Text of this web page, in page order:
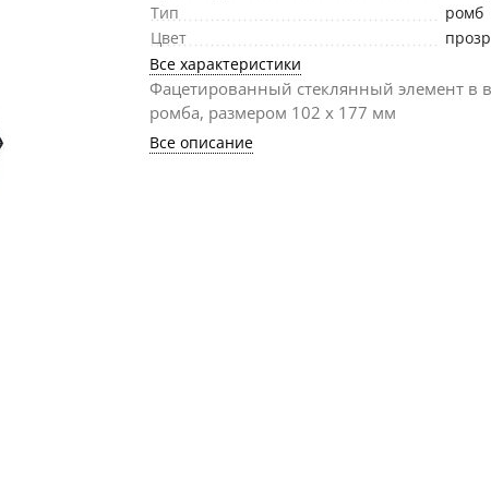
Тип
ромб
Цвет
Все характеристики
Фацетированный стеклянный элемент в
ромба, размером 102 х 177 мм
Все описание